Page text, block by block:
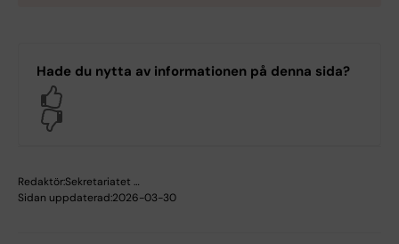
Hade du nytta av informationen på denna sida?
Redaktör:Sekretariatet …
Sidan uppdaterad:2026-03-30